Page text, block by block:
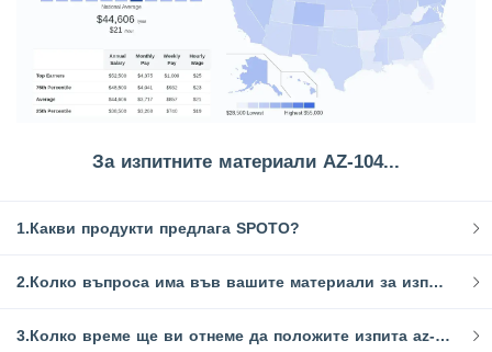
За изпитните материали AZ-104...
1.Какви продукти предлага SPOTO?
2.Колко въпроса има във вашите материали за изпита AZ-104?
3.Колко време ще ви отнеме да положите изпита az-104?